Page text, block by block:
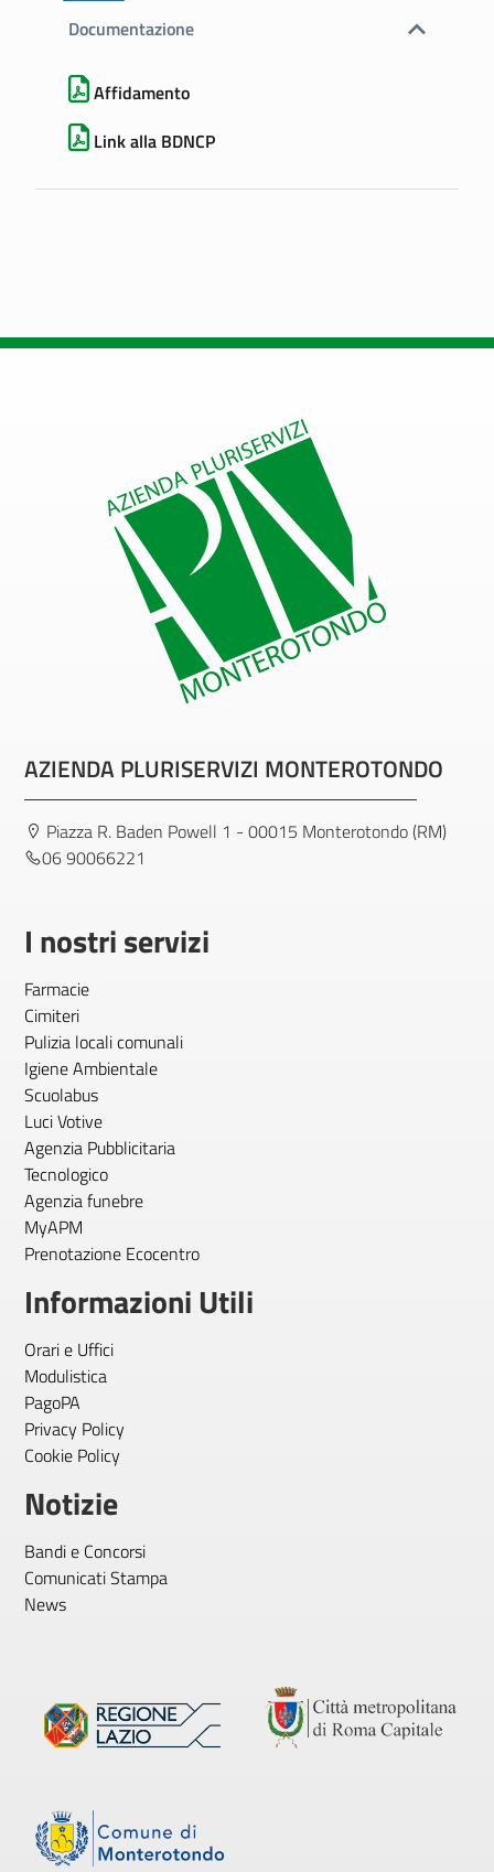
Documentazione
Affidamento
Link alla BDNCP
AZIENDA PLURISERVIZI MONTEROTONDO
Piazza R. Baden Powell 1 - 00015 Monterotondo (RM)
06 90066221
I nostri servizi
Farmacie
Cimiteri
Pulizia locali comunali
Igiene Ambientale
Scuolabus
Luci Votive
Agenzia Pubblicitaria
Tecnologico
Agenzia funebre
MyAPM
Prenotazione Ecocentro
Informazioni Utili
Orari e Uffici
Modulistica
PagoPA
Privacy Policy
Cookie Policy
Notizie
Bandi e Concorsi
Comunicati Stampa
News